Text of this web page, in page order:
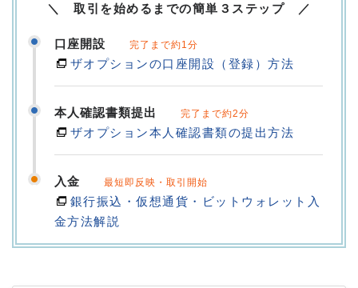
＼ 取引を始めるまでの簡単３ステップ ／
口座開設 完了まで約1分
ザオプションの口座開設（登録）方法
本人確認書類提出 完了まで約2分
ザオプション本人確認書類の提出方法
入金 最短即反映・取引開始
銀行振込・仮想通貨・ビットウォレット入
金方法解説